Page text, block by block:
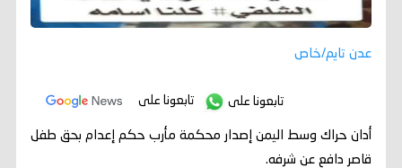
عدن تايم/خاص
تابعونا على تابعونا على
أدان حراك وسط اليمن إصدار محكمة مأرب حكم إعدام بحق طفل
قاصر دافع عن شرفه.